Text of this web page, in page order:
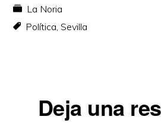
La Noria
Política,Sevilla
Interacciones
Deja una